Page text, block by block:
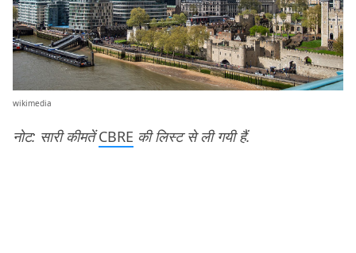
wikimedia
नोट: सारी कीमतेंCBRE की लिस्ट से ली गयी हैं.